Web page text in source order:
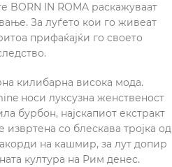
BORN IN ROMA раскажуваат
За луѓето кои го живеат
прифаќајќи го своето
килибарна висока мода.
носи луксузна женственост
бурбон, најскапиот екстракт
со блескава тројка од
на кашмир, за лут допир
култура на Рим денес.